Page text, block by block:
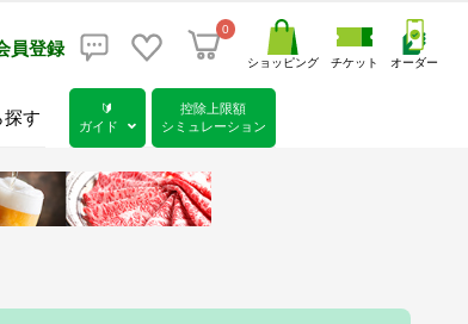
員登録
0
ショッピング チケット オーダー
探す
🔰
ガイド
控除上限額
シミュレーション